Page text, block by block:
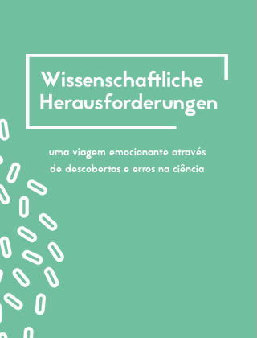
uma viagem emocionante através
de descobertas e erros na ciência